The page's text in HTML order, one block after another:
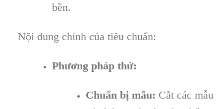
bền.
Nội dung chính của tiêu chuẩn:
Phương pháp thử:
Chuẩn bị mẫu: Cắt các mẫu